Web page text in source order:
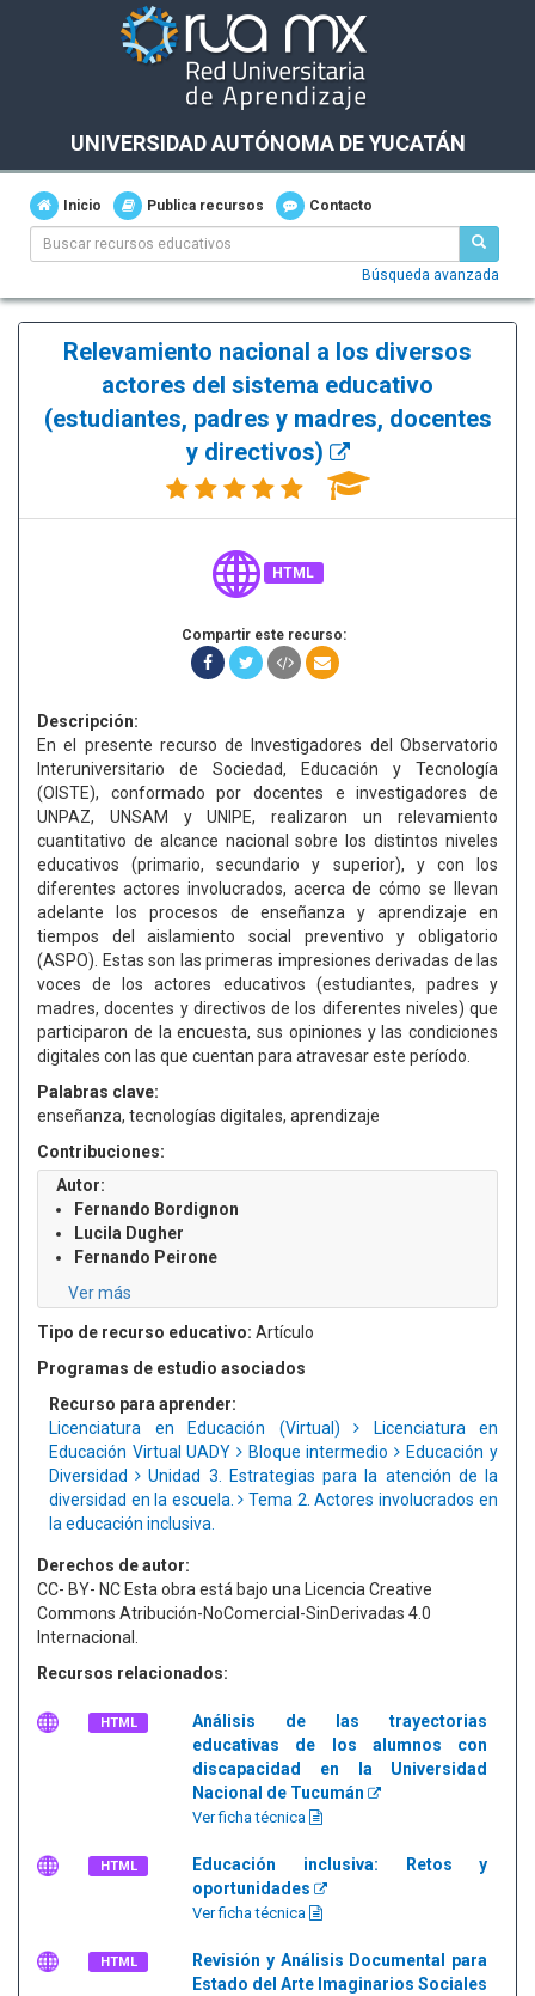
UNIVERSIDAD AUTÓNOMA DE YUCATÁN
Inicio Publica recursos Contacto
Búsqueda avanzada
Relevamiento nacional a los diversos
actores del sistema educativo
(estudiantes, padres y madres, docentes
y directivos)
HTML
Compartir este recurso:
Descripción:
En el presente recurso de Investigadores del Observatorio
Interuniversitario de Sociedad, Educación y Tecnología
(OISTE), conformado por docentes e investigadores de
UNPAZ, UNSAM y UNIPE, realizaron un relevamiento
cuantitativo de alcance nacional sobre los distintos niveles
educativos (primario, secundario y superior), y con los
diferentes actores involucrados, acerca de cómo se llevan
adelante los procesos de enseñanza y aprendizaje en
tiempos del aislamiento social preventivo y obligatorio
(ASPO). Estas son las primeras impresiones derivadas de las
voces de los actores educativos (estudiantes, padres y
madres, docentes y directivos de los diferentes niveles) que
participaron de la encuesta, sus opiniones y las condiciones
digitales con las que cuentan para atravesar este período.
Palabras clave:
enseñanza, tecnologías digitales, aprendizaje
Contribuciones:
Autor:
Fernando Bordignon
Lucila Dugher
Fernando Peirone
Ver más
Tipo de recurso educativo: Artículo
Programas de estudio asociados
Recurso para aprender:
Licenciatura en Educación (Virtual)
Licenciatura en
Educación Virtual UADY
Bloque intermedio
Educación y
Diversidad
Unidad 3. Estrategias para la atención de la
diversidad en la escuela.
Tema 2. Actores involucrados en
la educación inclusiva.
Derechos de autor:
CC- BY- NC Esta obra está bajo una Licencia Creative
Commons Atribución-NoComercial-SinDerivadas 4.0
Internacional.
Recursos relacionados:
HTML
Análisis de las trayectorias
educativas de los alumnos con
discapacidad en la Universidad
Nacional de Tucumán
Ver ficha técnica
HTML
Educación inclusiva: Retos y
oportunidades
Ver ficha técnica
HTML
Revisión y Análisis Documental para
Estado del Arte Imaginarios Sociales